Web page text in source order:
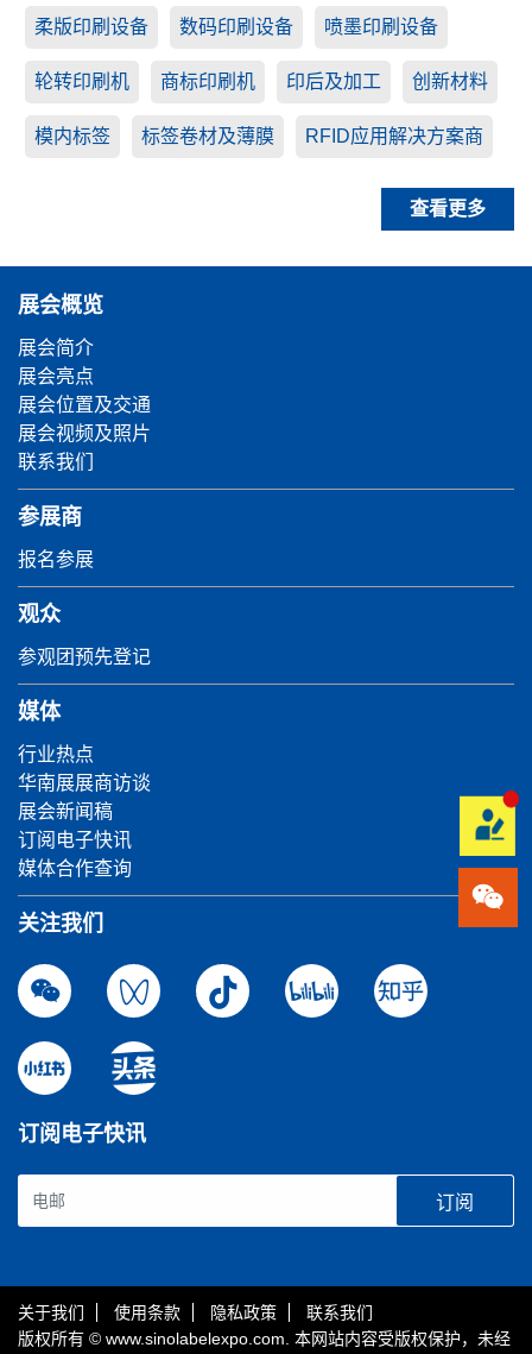
柔版印刷设备 数码印刷设备 喷墨印刷设备
轮转印刷机 商标印刷机 印后及加工 创新材料
模内标签 标签卷材及薄膜 RFID应用解决方案商
查看更多
展会概览
展会简介
展会亮点
展会位置及交通
展会视频及照片
联系我们
参展商
报名参展
观众
参观团预先登记
媒体
行业热点
华南展展商访谈
展会新闻稿
订阅电子快讯
媒体合作查询
关注我们
订阅电子快讯
订阅
关于我们 使用条款 隐私政策
联系我们
版权所有 © www.sinolabelexpo.com. 本网站内容受版权保护，未经